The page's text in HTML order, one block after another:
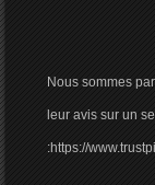
Nous sommes
leur avis sur un
:https://